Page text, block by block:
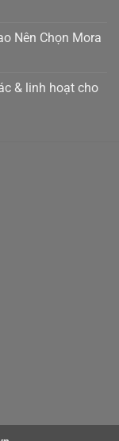
Nên Chọn Mora
& linh hoạt cho